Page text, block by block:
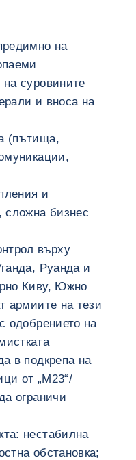
на
суровините
и вноса на
(пътища,
и
сложна бизнес
върху
Руанда и
Киву, Южно
армиите на тези
одобрението на
в подкрепа на
от „М23“/
ограничи
нестабилна
обстановка;